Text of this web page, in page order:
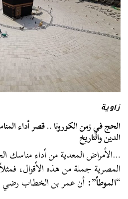
زاوية
الحج في زمن الكورونا .. قصر أداء
الدين والتاريخ
…الأمراض المعدية من أداء مناسك
المصرية جملة من هذه الأقوال،
“الموطأ”: أن عمر بن الخطاب رضي